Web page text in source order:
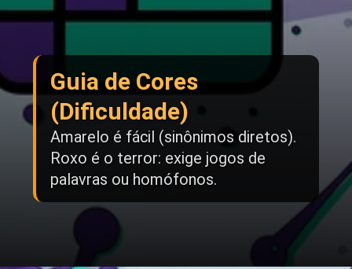
Guia de Cores
(Dificuldade)
Amarelo é fácil (sinônimos diretos).
Roxo é o terror: exige jogos de
palavras ou homófonos.